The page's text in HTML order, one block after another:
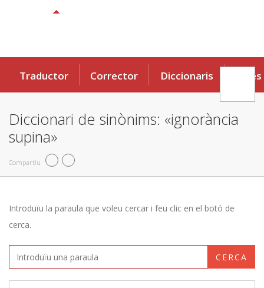
Traductor Corrector Diccionaris Eines
Diccionari de sinònims: «ignorància
supina»
Compartiu
Introduïu la paraula que voleu cercar i feu clic en el botó de
cerca.
CERCA